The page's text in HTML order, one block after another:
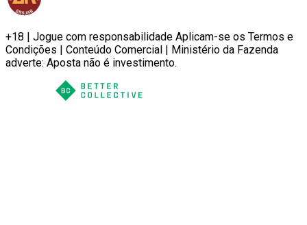
+18 | Jogue com responsabilidade Aplicam-se os Termos e
Condições | Conteúdo Comercial | Ministério da Fazenda
adverte: Aposta não é investimento.